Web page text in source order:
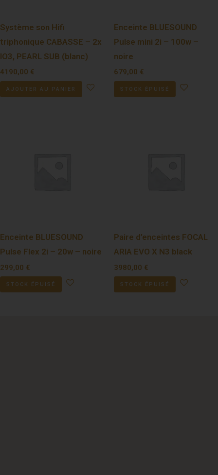
Système son Hifi
triphonique CABASSE – 2x
IO3, PEARL SUB (blanc)
4190,00 €
AJOUTER AU PANIER
Enceinte BLUESOUND
Pulse mini 2i – 100w –
noire
679,00 €
STOCK ÉPUISÉ
Enceinte BLUESOUND
Pulse Flex 2i – 20w – noire
299,00 €
STOCK ÉPUISÉ
Paire d’enceintes FOCAL
ARIA EVO X N3 black
3980,00 €
STOCK ÉPUISÉ